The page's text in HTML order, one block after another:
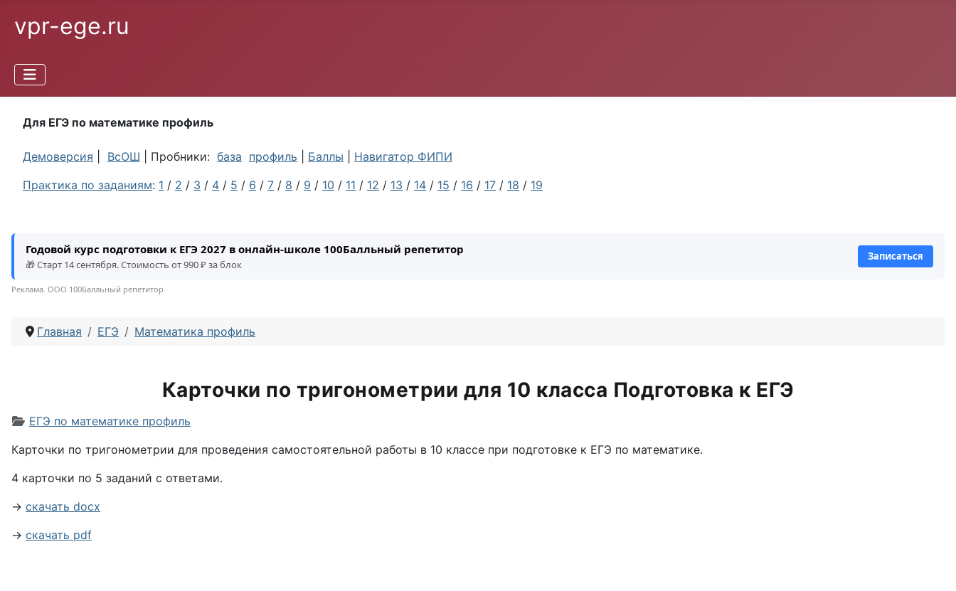
vpr-ege.ru
Для ЕГЭ по математике профиль
Демоверсия ВсОШ | Пробники: база профиль Баллы
Навигатор ФИПИ
Практика по заданиям: 1 / 2 / 3 / 4 / 5 / 6 / 7 / 8 / 9 / 10 / 11 / 12 / 13 / 14 / 15 / 16 / 17 / 18 / 19
Годовой курс подготовки к ЕГЭ 2027 в онлайн-школе 100Балльный репетитор
🎁 Старт 14 сентября. Стоимость от 990 ₽ за блок
Записаться
Реклама. ООО 100Балльный репетитор
Главная ЕГЭ Математика профиль
Карточки по тригонометрии для 10 класса Подготовка к ЕГЭ
Информация о материале
ЕГЭ по математике профиль
Карточки по тригонометрии для проведения самостоятельной работы в 10 классе при подготовке к ЕГЭ по математике.
4 карточки по 5 заданий с ответами.
→ скачать docx
→ скачать pdf